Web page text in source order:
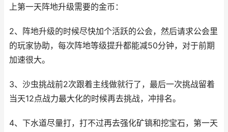
上第一天阵地升级需要的金币：
2、阵地升级的时候尽快加个活跃的公会，然后请求公会里
的玩家协助，每次阵地等级提升都能减50分钟，对于前期
加速很大。
3、沙虫挑战前2次跟着主线做就行了，最后一次挑战留着
当天12点战力最大化的时候再去挑战，冲排名。
4、下水道尽量打，打不过再去强化矿镐和挖宝石，第一天